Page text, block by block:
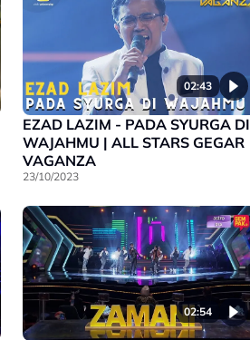
02:43
EZAD LAZIM - PADA SYURGA DI
WAJAHMU | ALL STARS GEGAR
VAGANZA
23/10/2023
02:54